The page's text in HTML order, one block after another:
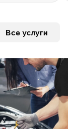
Все услуги